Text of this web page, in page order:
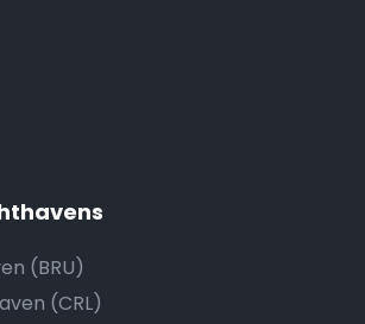
(BRU)
(CRL)